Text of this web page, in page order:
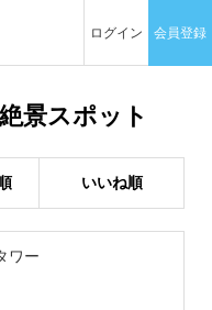
ログイン 会員登録
景スポット
いいね順
ワー